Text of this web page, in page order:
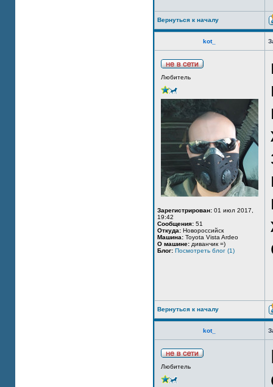
Вернуться к началу
kot_
Любитель
Зарегистрирован: 01 июл 2017,
19:42
Сообщения: 51
Откуда: Новороссийск
Машина: Toyota Vista Ardeo
О машине: диванчик =)
Блог: Посмотреть блог (1)
Вернуться к началу
kot_
Любитель